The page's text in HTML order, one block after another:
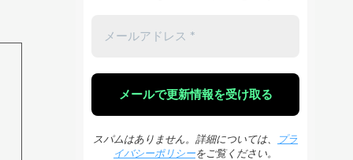
スパムはありません。詳細については、
プラ
イバシーポリシーをご覧ください。